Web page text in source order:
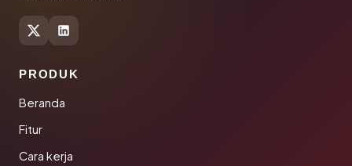
PRODUK
Beranda
Fitur
Cara kerja